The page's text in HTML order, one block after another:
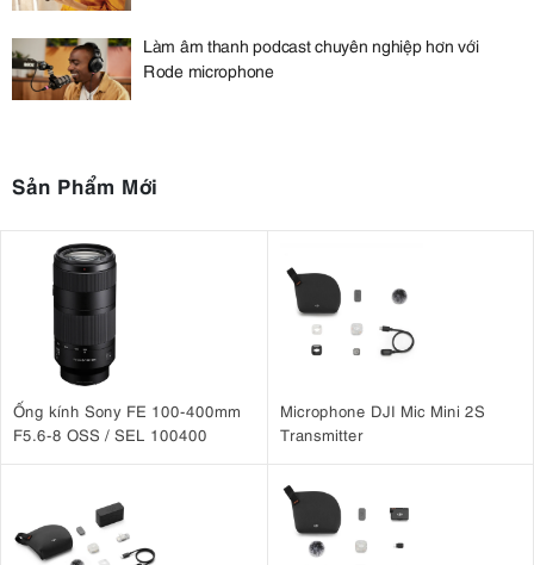
Làm âm thanh podcast chuyên nghiệp hơn với
Rode microphone
Sản Phẩm Mới
Ống kính Sony FE 100-400mm
F5.6-8 OSS / SEL 100400
Microphone DJI Mic Mini 2S
Transmitter